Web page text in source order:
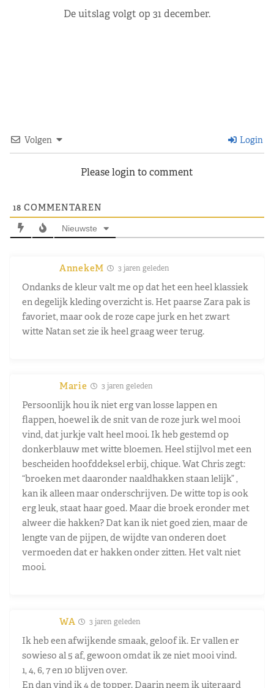
De uitslag volgt op 31 december.
Volgen Login
Please login to comment
18 COMMENTAREN
Nieuwste
AnnekeM 3 jaren geleden
Ondanks de kleur valt me op dat het een heel klassiek
en degelijk kleding overzicht is. Het paarse Zara pak is
favoriet, maar ook de roze cape jurk en het zwart
witte Natan set zie ik heel graag weer terug.
Marie 3 jaren geleden
Persoonlijk hou ik niet erg van losse lappen en
flappen, hoewel ik de snit van de roze jurk wel mooi
vind, dat jurkje valt heel mooi. Ik heb gestemd op
donkerblauw met witte bloemen. Heel stijlvol met een
bescheiden hoofddeksel erbij, chique. Wat Chris zegt:
“broeken met daaronder naaldhakken staan lelijk” ,
kan ik alleen maar onderschrijven. De witte top is ook
erg leuk, staat haar goed. Maar die broek eronder met
alweer die hakken? Dat kan ik niet goed zien, maar de
lengte van de pijpen, de wijdte van onderen doet
vermoeden dat er hakken onder zitten. Het valt niet
mooi.
WA 3 jaren geleden
Ik heb een afwijkende smaak, geloof ik. Er vallen er
sowieso al 5 af, gewoon omdat ik ze niet mooi vind.
1, 4, 6, 7 en 10 blijven over.
En dan vind ik 4 de topper. Daarin neem ik uiteraard